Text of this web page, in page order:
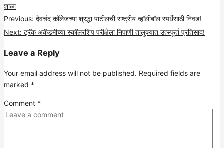
शाळा
Post
navigation
Previous: देवचंद कॉलेजच्या श्रद्धा पाटीलची राष्ट्रीय व्हॉलीबॉल स्पर्धेसाठी निवड!
Next: ट्रॅक अकॅडमीच्या स्कॉलरशिप परीक्षेला निपाणी तालुक्यात उत्स्फूर्त प्रतिसाद!
Leave a Reply
Your email address will not be published. Required fields are
marked *
Comment *